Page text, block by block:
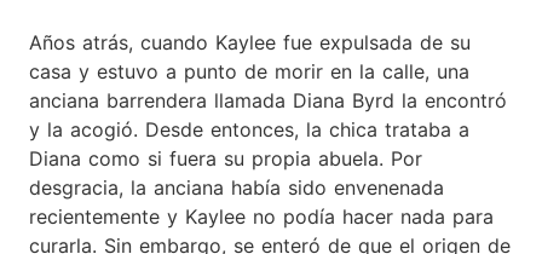
Años atrás, cuando Kaylee fue expulsada de su
casa y estuvo a punto de morir en la calle, una
anciana barrendera llamada Diana Byrd la encontró
y la acogió. Desde entonces, la chica trataba a
Diana como si fuera su propia abuela. Por
desgracia, la anciana había sido envenenada
recientemente y Kaylee no podía hacer nada para
curarla. Sin embargo, se enteró de que el origen de